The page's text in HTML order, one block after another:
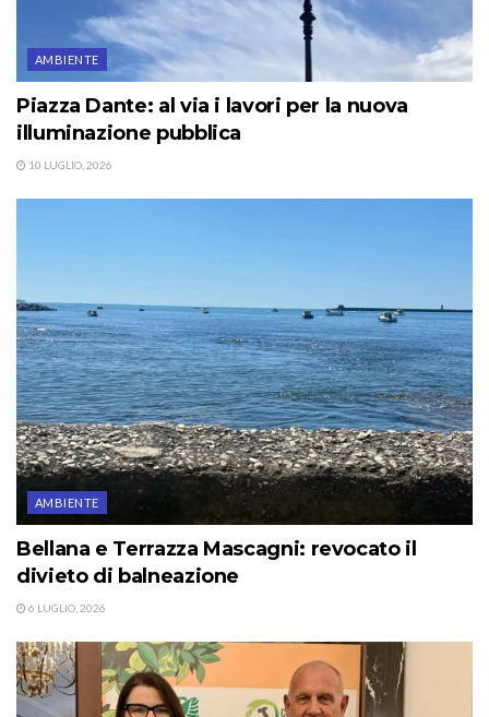
AMBIENTE
Piazza Dante: al via i lavori per la nuova
illuminazione pubblica
10 LUGLIO, 2026
AMBIENTE
Bellana e Terrazza Mascagni: revocato il
divieto di balneazione
6 LUGLIO, 2026